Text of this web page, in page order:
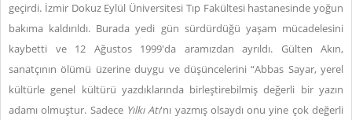
geçirdi. İzmir Dokuz Eylül Üniversitesi Tıp Fakültesi hastanesinde yoğun
bakıma kaldırıldı. Burada yedi gün sürdürdüğü yaşam mücadelesini
kaybetti ve 12 Ağustos 1999'da aramızdan ayrıldı. Gülten Akın,
sanatçının ölümü üzerine duygu ve düşüncelerini “Abbas Sayar, yerel
kültürle genel kültürü yazdıklarında birleştirebilmiş değerli bir yazın
adamı olmuştur. Sadece Yılkı Atı'nı yazmış olsaydı onu yine çok değerli